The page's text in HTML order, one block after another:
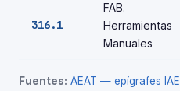
316.1
FAB.
Herramientas
Manuales
Fuentes: AEAT — epígrafes IAE